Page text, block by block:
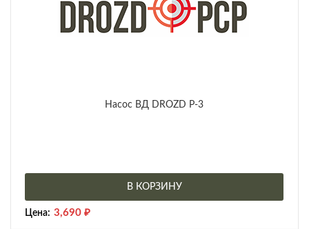
Насос ВД DROZD P-3
В КОРЗИНУ
Цена: 3,690 ₽